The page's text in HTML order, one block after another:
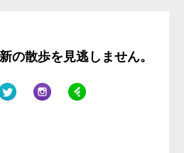
の散歩を見逃しません。